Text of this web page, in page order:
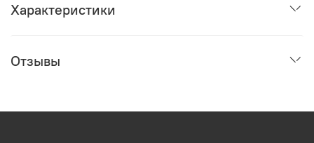
Характеристики
Отзывы